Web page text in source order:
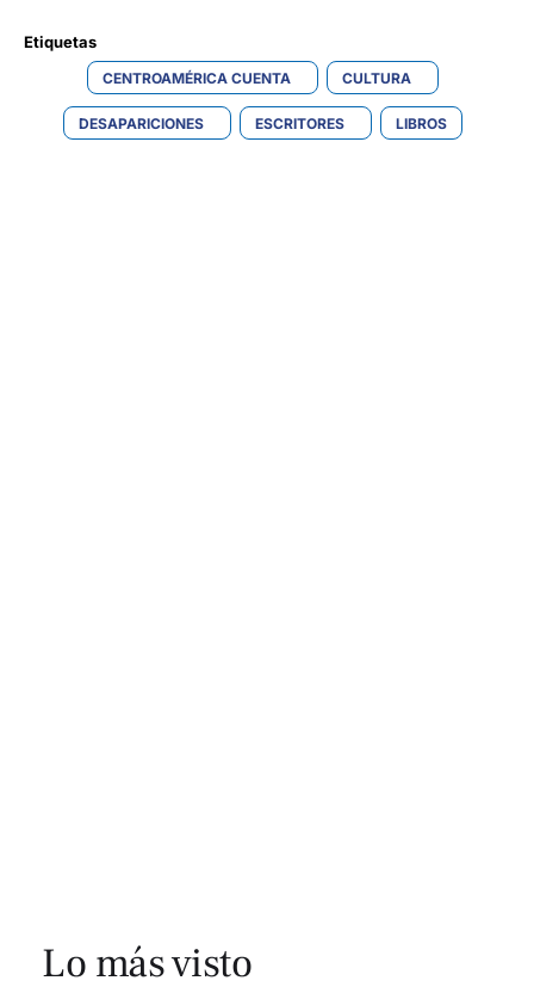
Etiquetas
CENTROAMÉRICA CUENTA CULTURA
DESAPARICIONES ESCRITORES LIBROS
Lo más visto